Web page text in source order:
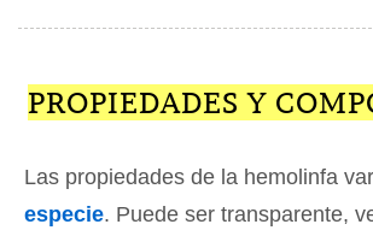
PROPIEDADES Y
Las propiedades de la hemolinfa
especie. Puede ser transparente,